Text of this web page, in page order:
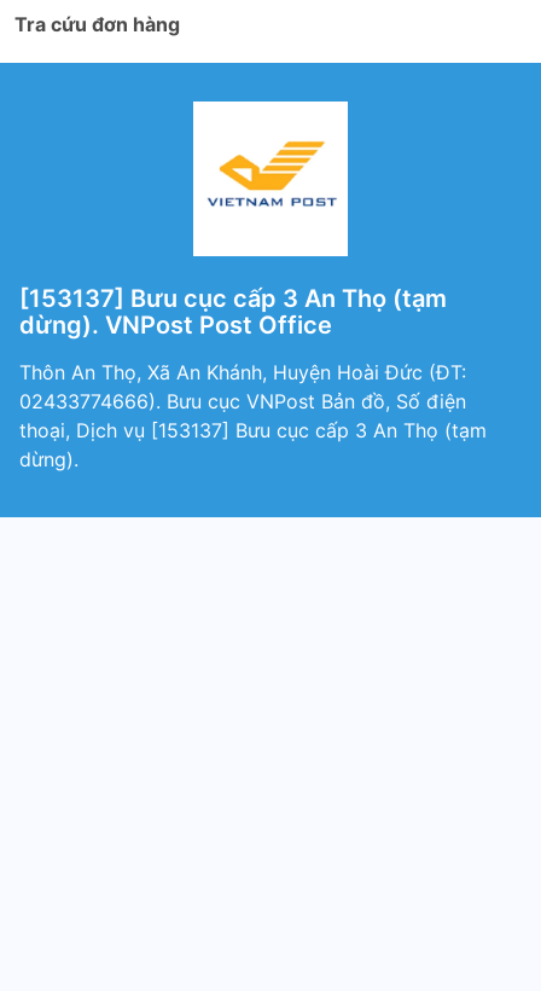
Tra cứu đơn hàng
[153137] Bưu cục cấp 3 An Thọ (tạm
dừng). VNPost Post Office
Thôn An Thọ, Xã An Khánh, Huyện Hoài Đức (ÐT:
02433774666). Bưu cục VNPost Bản đồ, Số điện
thoại, Dịch vụ [153137] Bưu cục cấp 3 An Thọ (tạm
dừng).